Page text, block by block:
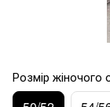
Розмір жіночого